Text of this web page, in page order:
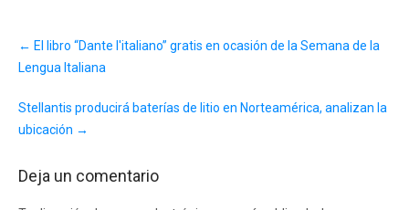
navigation
← El libro “Dante l'italiano” gratis en ocasión de la Semana de la
Lengua Italiana
Stellantis producirá baterías de litio en Norteamérica, analizan la
ubicación →
Deja un comentario